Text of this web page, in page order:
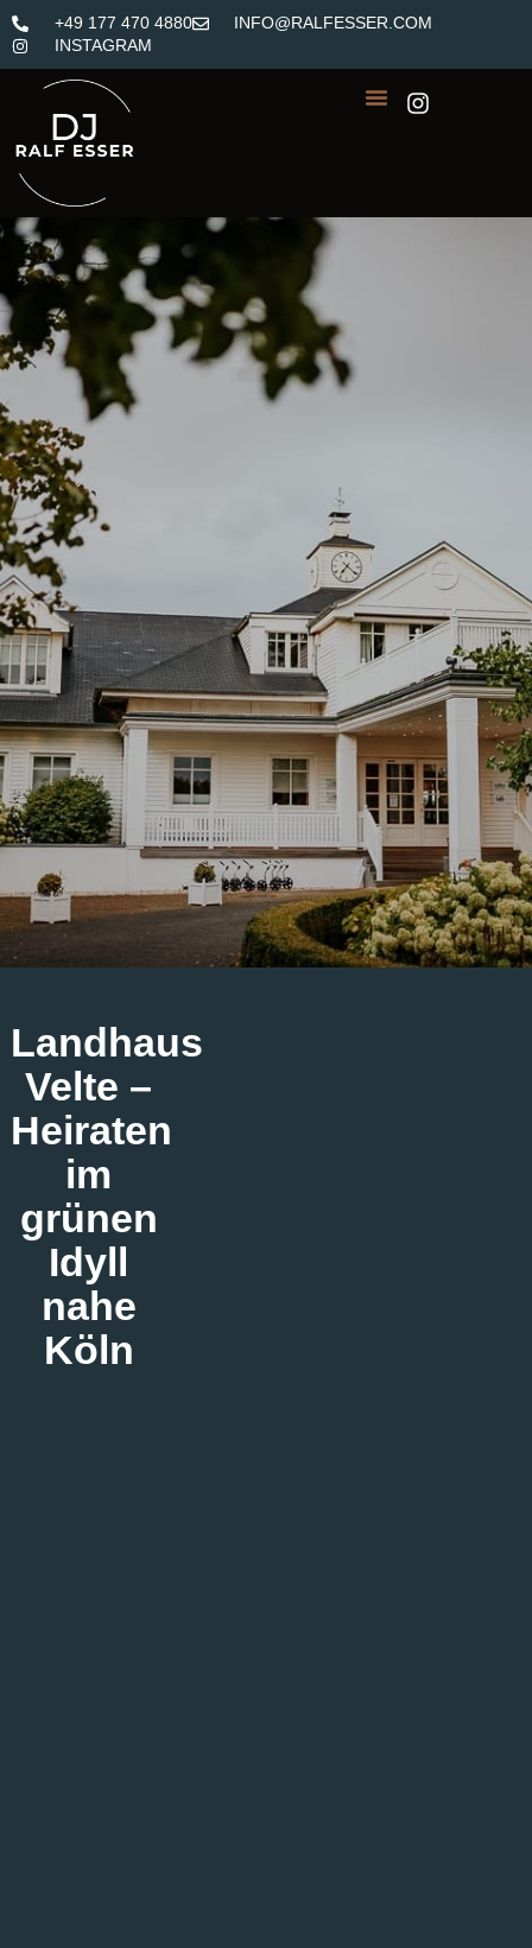
+49 177 470 4880
INFO@RALFESSER.COM
INSTAGRAM
Landhaus
Velte –
Heiraten
im
grünen
Idyll
nahe
Köln